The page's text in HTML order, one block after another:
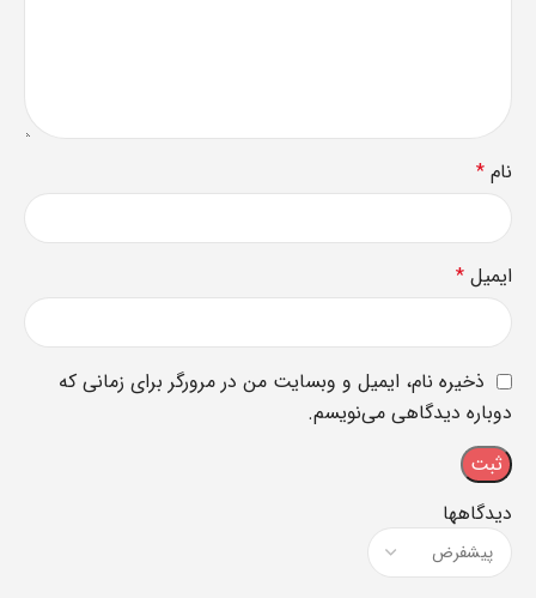
دیدگاهها
نام *
ایمیل *
ذخیره نام، ایمیل و وبسایت من در مرورگر برای زمانی که
دوباره دیدگاهی می‌نویسم.